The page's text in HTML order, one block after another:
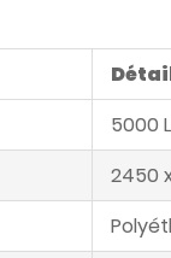
5000 L
2450